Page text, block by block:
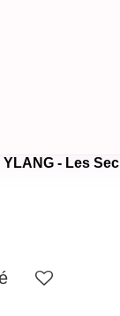
YLANG - Les